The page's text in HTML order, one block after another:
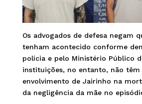
Os advogados de defesa negam
tenham acontecido conforme
polícia e pelo Ministério Público
instituições, no entanto, não têm
envolvimento de Jairinho na
da negligência da mãe no